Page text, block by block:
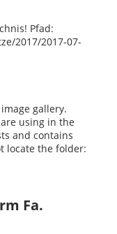
Pfad:
2017/2017-07-
gallery.
using in the
and contains
locate the folder:
Fa.